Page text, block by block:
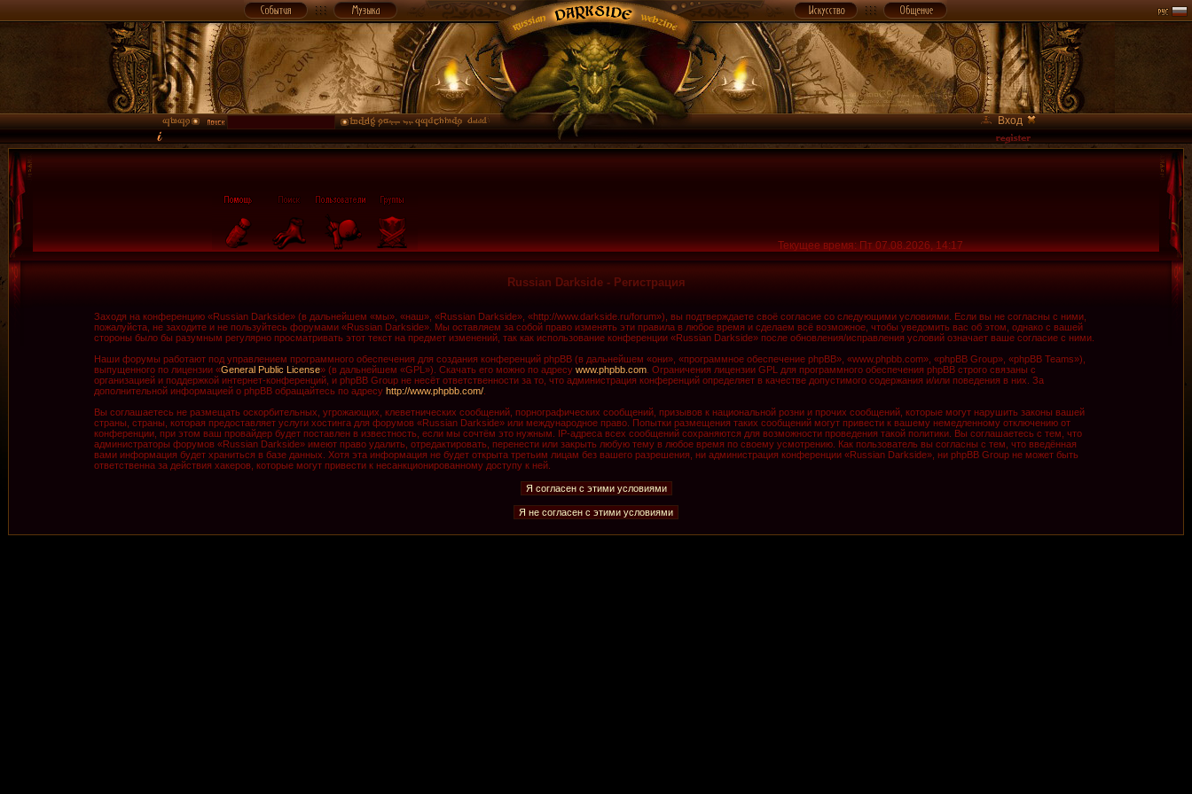
Вход
Текущее время: Пт 07.08.2026, 14:17
Russian Darkside - Регистрация
Заходя на конференцию «Russian Darkside» (в дальнейшем «мы», «наш», «Russian Darkside», «http://www.darkside.ru/forum»), вы подтверждаете своё согласие со следующими условиями. Если вы не согласны с ними,
пожалуйста, не заходите и не пользуйтесь форумами «Russian Darkside». Мы оставляем за собой право изменять эти правила в любое время и сделаем всё возможное, чтобы уведомить вас об этом, однако с вашей
стороны было бы разумным регулярно просматривать этот текст на предмет изменений, так как использование конференции «Russian Darkside» после обновления/исправления условий означает ваше согласие с ними.
Наши форумы работают под управлением программного обеспечения для создания конференций phpBB (в дальнейшем «они», «программное обеспечение phpBB», «www.phpbb.com», «phpBB Group», «phpBB Teams»),
выпущенного по лицензии «General Public License» (в дальнейшем «GPL»). Скачать его можно по адресу www.phpbb.com. Ограничения лицензии GPL для программного обеспечения phpBB строго связаны с
организацией и поддержкой интернет-конференций, и phpBB Group не несёт ответственности за то, что администрация конференций определяет в качестве допустимого содержания и/или поведения в них. За
дополнительной информацией о phpBB обращайтесь по адресу http://www.phpbb.com/.
Вы соглашаетесь не размещать оскорбительных, угрожающих, клеветнических сообщений, порнографических сообщений, призывов к национальной розни и прочих сообщений, которые могут нарушить законы вашей
страны, страны, которая предоставляет услуги хостинга для форумов «Russian Darkside» или международное право. Попытки размещения таких сообщений могут привести к вашему немедленному отключению от
конференции, при этом ваш провайдер будет поставлен в известность, если мы сочтём это нужным. IP-адреса всех сообщений сохраняются для возможности проведения такой политики. Вы соглашаетесь с тем, что
администраторы форумов «Russian Darkside» имеют право удалить, отредактировать, перенести или закрыть любую тему в любое время по своему усмотрению. Как пользователь вы согласны с тем, что введённая
вами информация будет храниться в базе данных. Хотя эта информация не будет открыта третьим лицам без вашего разрешения, ни администрация конференции «Russian Darkside», ни phpBB Group не может быть
ответственна за действия хакеров, которые могут привести к несанкционированному доступу к ней.